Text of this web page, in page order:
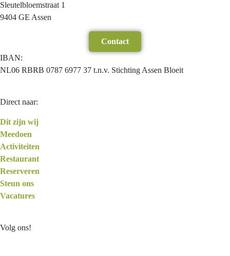
Sleutelbloemstraat 1
9404 GE Assen
Contact
IBAN:
NL06 RBRB 0787 6977 37 t.n.v. Stichting Assen Bloeit
Direct naar:
Dit zijn wij
Meedoen
Activiteiten
Restaurant
Reserveren
Steun ons
Vacatures
Volg ons!